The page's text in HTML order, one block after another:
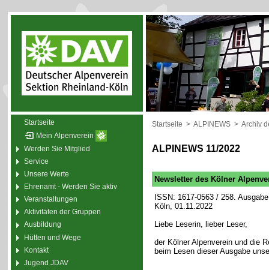
Startseite
Mein Alpenverein
Werden Sie Mitglied
Service
Unsere Werte
Ehrenamt - Werden Sie aktiv
Veranstaltungen
Aktivitäten der Gruppen
Ausbildung
Hütten und Wege
Kontakt
Jugend JDAV
Startseite > ALPINEWS > Archiv
ALPINEWS 11/2022
Newsletter des Kölner
ISSN: 1617-0563 / 258.
Köln, 01.11.2022
Liebe Leserin, lieber Leser,
der Kölner Alpenverein und die
beim Lesen dieser Ausgabe